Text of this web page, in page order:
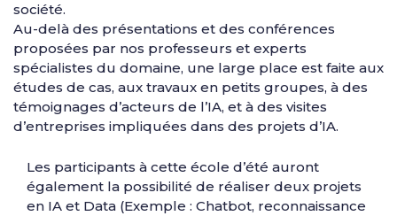
société.
Au-delà des présentations et des conférences
proposées par nos professeurs et experts
spécialistes du domaine, une large place est faite aux
études de cas, aux travaux en petits groupes, à des
témoignages d’acteurs de l’IA, et à des visites
d’entreprises impliquées dans des projets d’IA.
Les participants à cette école d’été auront
également la possibilité de réaliser deux projets
en IA et Data (Exemple : Chatbot, reconnaissance